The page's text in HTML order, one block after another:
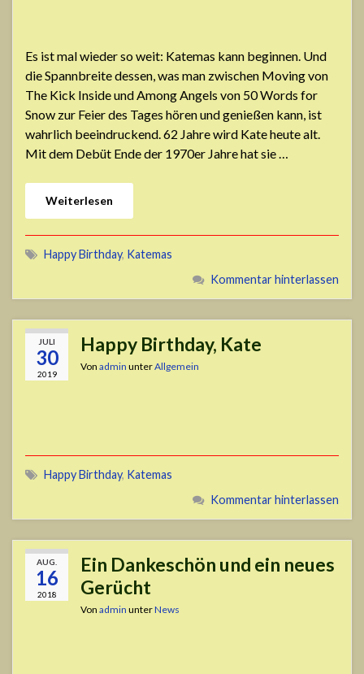
Es ist mal wieder so weit: Katemas kann beginnen. Und
die Spannbreite dessen, was man zwischen Moving von
The Kick Inside und Among Angels von 50 Words for
Snow zur Feier des Tages hören und genießen kann, ist
wahrlich beeindruckend. 62 Jahre wird Kate heute alt.
Mit dem Debüt Ende der 1970er Jahre hat sie …
Weiterlesen
Happy Birthday, Katemas
Kommentar hinterlassen
JULI
30
2019
Happy Birthday, Kate
Von admin unterAllgemein
Happy Birthday, Katemas
Kommentar hinterlassen
AUG.
16
2018
Ein Dankeschön und ein neues
Gerücht
Von admin unterNews